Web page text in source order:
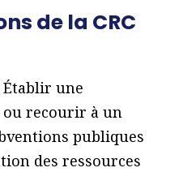
de la CRC
Établir une
recourir à un
publiques
des ressources